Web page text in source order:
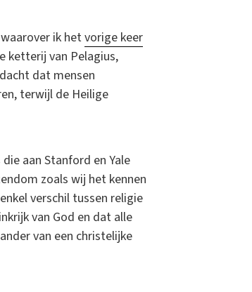
ik hetvorige keer
ketterij van Pelagius,
dat mensen
terwijl de Heilige
aan Stanford en Yale
zoals wij het kennen
verschil tussen religie
van God en dat alle
van een christelijke